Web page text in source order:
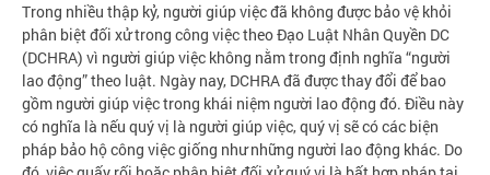
Trong nhiều thập kỷ, người giúp việc đã không được bảo vệ khỏi
phân biệt đối xử trong công việc theo Đạo Luật Nhân Quyền DC
(DCHRA) vì người giúp việc không nằm trong định nghĩa “người
lao động” theo luật. Ngày nay, DCHRA đã được thay đổi để bao
gồm người giúp việc trong khái niệm người lao động đó. Điều này
có nghĩa là nếu quý vị là người giúp việc, quý vị sẽ có các biện
pháp bảo hộ công việc giống như những người lao động khác. Do